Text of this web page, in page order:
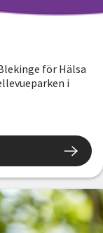
för Hälsa
i